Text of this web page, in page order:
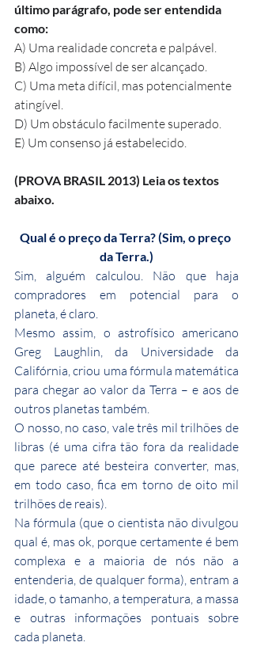
último parágrafo, pode ser entendida
como:
A) Uma realidade concreta e palpável.
B) Algo impossível de ser alcançado.
C) Uma meta difícil, mas potencialmente
atingível.
D) Um obstáculo facilmente superado.
E) Um consenso já estabelecido.
(PROVA BRASIL 2013) Leia os textos
abaixo.
Qual é o preço da Terra? (Sim, o preço
da Terra.)
Sim, alguém calculou. Não que haja
compradores em potencial para o
planeta, é claro.
Mesmo assim, o astrofísico americano
Greg Laughlin, da Universidade da
Califórnia, criou uma fórmula matemática
para chegar ao valor da Terra – e aos de
outros planetas também.
O nosso, no caso, vale três mil trilhões de
libras (é uma cifra tão fora da realidade
que parece até besteira converter, mas,
em todo caso, fica em torno de oito mil
trilhões de reais).
Na fórmula (que o cientista não divulgou
qual é, mas ok, porque certamente é bem
complexa e a maioria de nós não a
entenderia, de qualquer forma), entram a
idade, o tamanho, a temperatura, a massa
e outras informações pontuais sobre
cada planeta.